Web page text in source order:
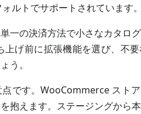
ルトでサポートされています。
一の決済方法で小さなカタロ
げ前に拡張機能を選び、不
う。
です。WooCommerce スト
抱えます。ステージングから